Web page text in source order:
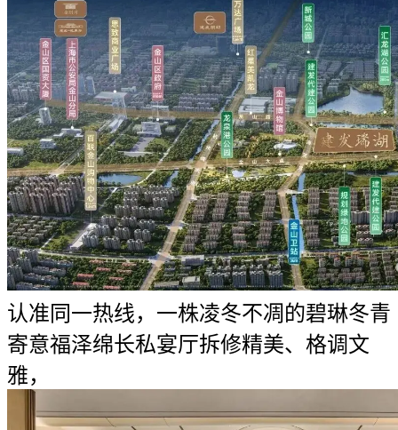
认准同一热线，一株凌冬不凋的碧琳冬青
寄意福泽绵长私宴厅拆修精美、格调文
雅，